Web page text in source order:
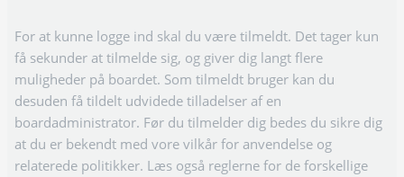
For at kunne logge ind skal du være tilmeldt. Det tager kun
få sekunder at tilmelde sig, og giver dig langt flere
muligheder på boardet. Som tilmeldt bruger kan du
desuden få tildelt udvidede tilladelser af en
boardadministrator. Før du tilmelder dig bedes du sikre dig
at du er bekendt med vore vilkår for anvendelse og
relaterede politikker. Læs også reglerne for de forskellige